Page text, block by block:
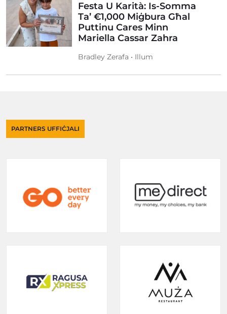
Festa U Karità: Is-Somma
Ta’ €1,000 Miġbura Għal
Puttinu Cares Minn
Mariella Cassar Zahra
Bradley Zerafa • Illum
PARTNERS UFFIĊJALI